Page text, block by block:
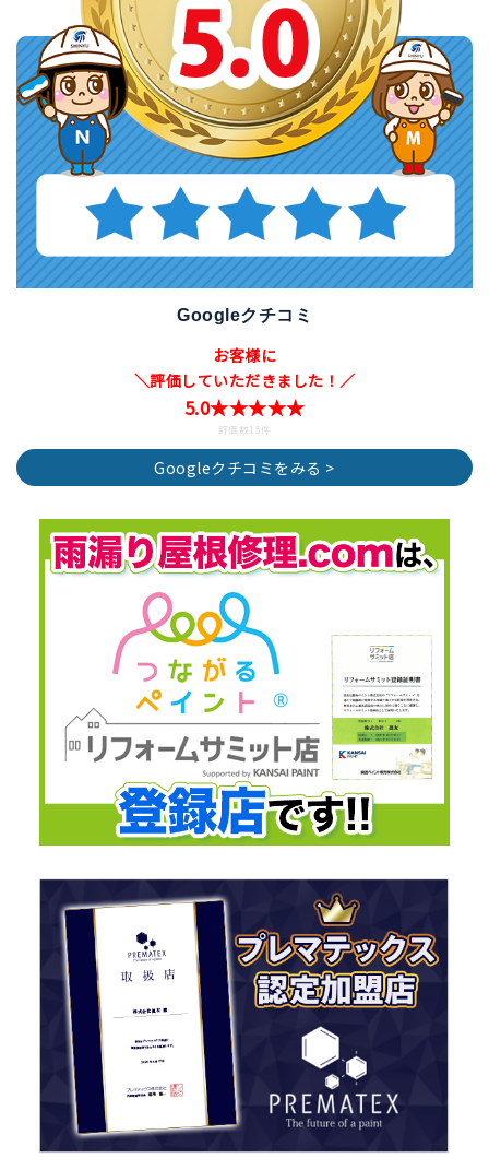
Googleクチコミ
お客様に
＼評価していただきました！／
5.0★★★★★
評価数15件
Googleクチコミをみる >